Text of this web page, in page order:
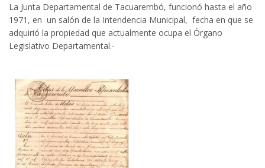
La Junta Departamental de Tacuarembó, funcionó hasta el año
1971, en un salón de la Intendencia Municipal, fecha en que se
adquirió la propiedad que actualmente ocupa el Órgano
Legislativo Departamental.-